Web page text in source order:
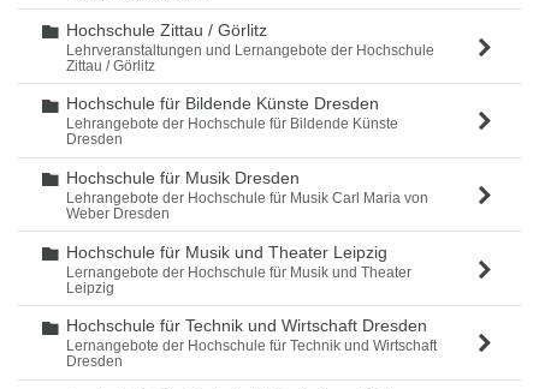
Ordner
Hochschule Zittau / Görlitz
Lehrveranstaltungen und Lernangebote der Hochschule
Zittau / Görlitz
Ordner
Hochschule für Bildende Künste Dresden
Lehrangebote der Hochschule für Bildende Künste
Dresden
Ordner
Hochschule für Musik Dresden
Lehrangebote der Hochschule für Musik Carl Maria von
Weber Dresden
Ordner
Hochschule für Musik und Theater Leipzig
Lernangebote der Hochschule für Musik und Theater
Leipzig
Ordner
Hochschule für Technik und Wirtschaft Dresden
Lernangebote der Hochschule für Technik und Wirtschaft
Dresden